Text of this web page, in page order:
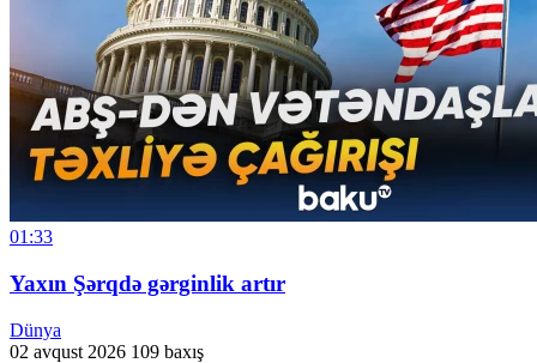
01:33
Yaxın Şərqdə gərginlik artır
Dünya
02 avqust 2026 109 baxış